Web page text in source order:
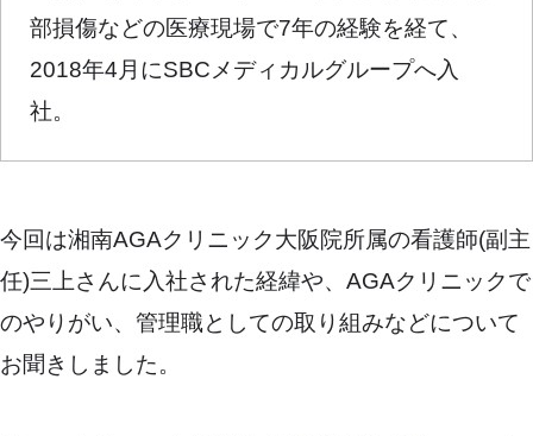
部損傷などの医療現場で7年の経験を経て、
2018年4月にSBCメディカルグループへ入
社。
今回は湘南AGAクリニック大阪院所属の看護師(副主
任)三上さんに入社された経緯や、AGAクリニックで
のやりがい、管理職としての取り組みなどについて
お聞きしました。